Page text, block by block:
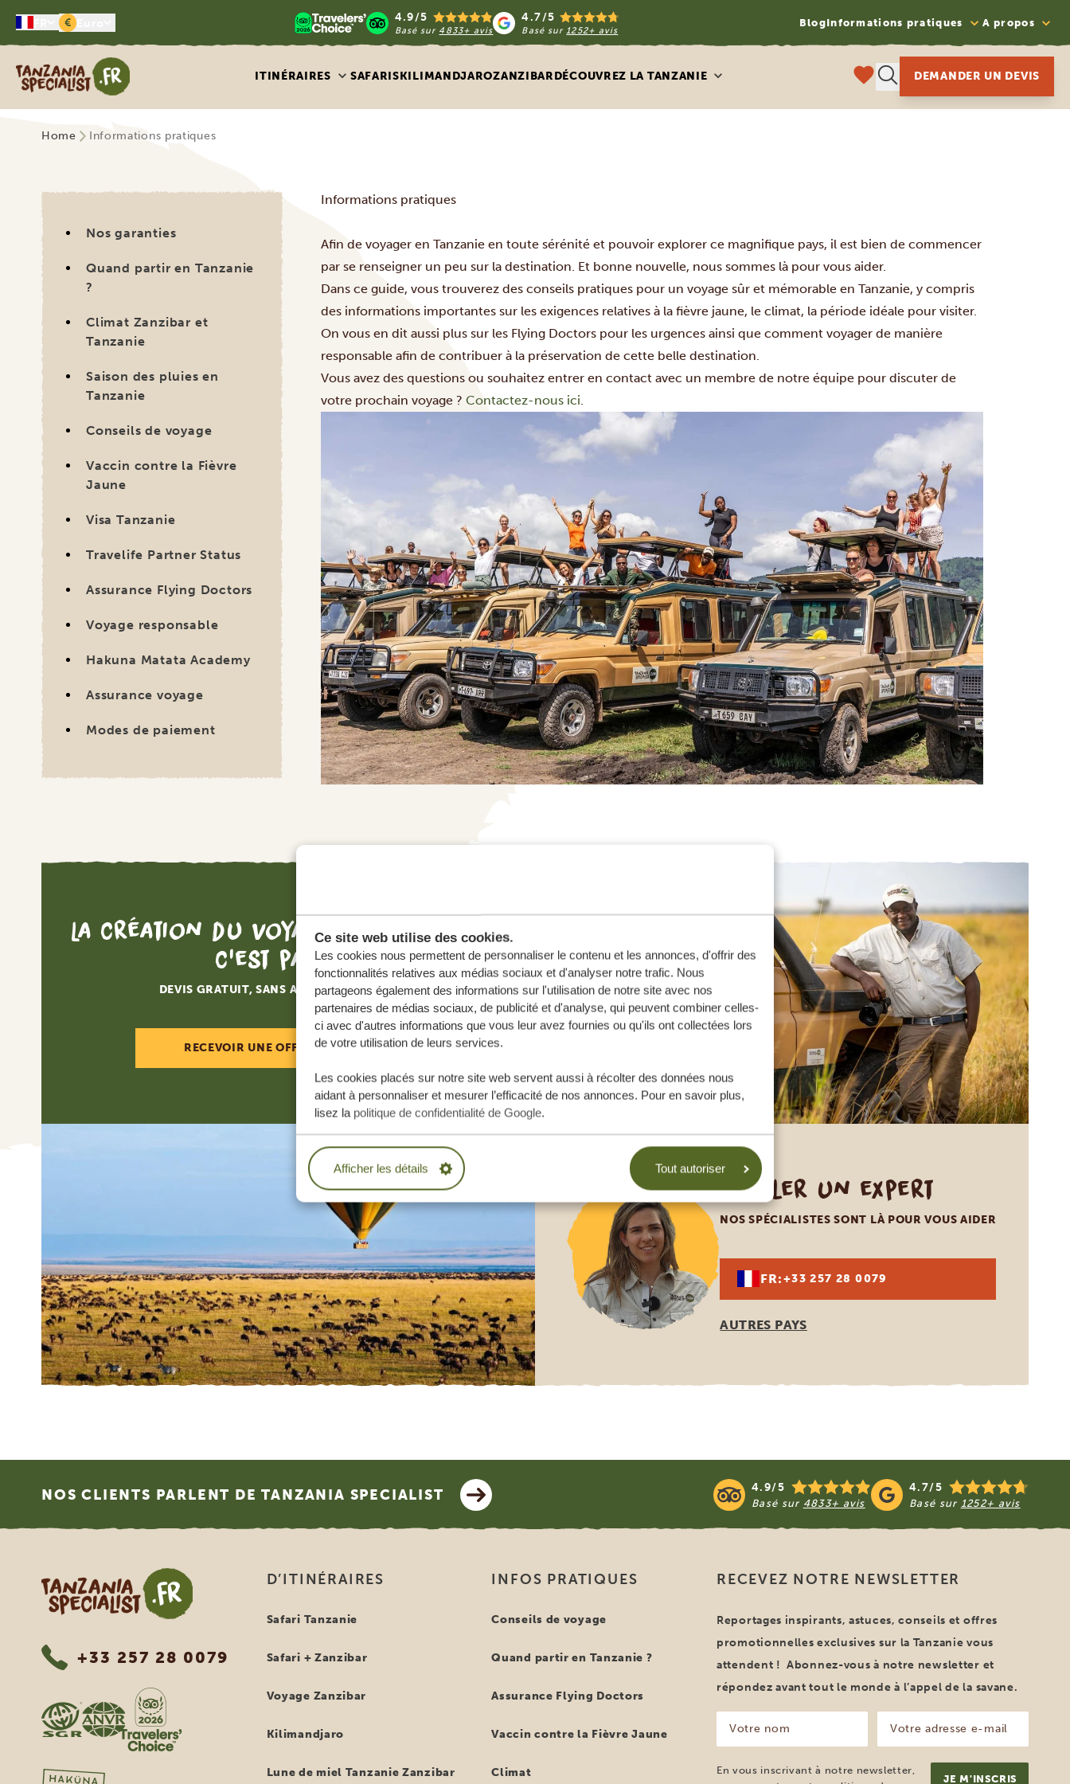
Ce site web utilise des cookies.
Les cookies nous permettent de personnaliser le contenu et les annonces, d'offrir des
fonctionnalités relatives aux médias sociaux et d'analyser notre trafic. Nous
partageons également des informations sur l'utilisation de notre site avec nos
partenaires de médias sociaux, de publicité et d'analyse, qui peuvent combiner celles-
ci avec d'autres informations que vous leur avez fournies ou qu'ils ont collectées lors
de votre utilisation de leurs services.
Les cookies placés sur notre site web servent aussi à récolter des données nous
aidant à personnaliser et mesurer l’efficacité de nos annonces. Pour en savoir plus,
lisez la politique de confidentialité de Google.
Afficher les détails Tout autoriser
€ 4.9/5
Basé sur 4833+ avis
4.7/5
Basé sur1252+ avis
BlogInformations pratiques A propos
Tanzania Specialist
ITINÉRAIRES SAFARISKILIMANDJAROZANZIBARDÉCOUVREZ LA TANZANIE DEMANDER UN DEVIS
Home Informations pratiques
Nos garanties
Quand partir en Tanzanie
?
Climat Zanzibar et
Tanzanie
Saison des pluies en
Tanzanie
Conseils de voyage
Vaccin contre la Fièvre
Jaune
Visa Tanzanie
Travelife Partner Status
Assurance Flying Doctors
Voyage responsable
Hakuna Matata Academy
Assurance voyage
Modes de paiement
Informations pratiques
Afin de voyager en Tanzanie en toute sérénité et pouvoir explorer ce magnifique pays, il est bien de commencer
par se renseigner un peu sur la destination. Et bonne nouvelle, nous sommes là pour vous aider.
Dans ce guide, vous trouverez des conseils pratiques pour un voyage sûr et mémorable en Tanzanie, y compris
des informations importantes sur les exigences relatives à la fièvre jaune, le climat, la période idéale pour visiter.
On vous en dit aussi plus sur les Flying Doctors pour les urgences ainsi que comment voyager de manière
responsable afin de contribuer à la préservation de cette belle destination.
Vous avez des questions ou souhaitez entrer en contact avec un membre de notre équipe pour discuter de
votre prochain voyage ?Contactez-nous ici.
La création du voyage de vos rêves,
c'est par ici.
DEVIS GRATUIT, SANS AUCUNE OBLIGATION
RECEVOIR UNE OFFRE SUR MESURE
Appeler un expert
NOS SPÉCIALISTES SONT LÀ POUR VOUS AIDER
FR:+33 257 28 0079
AUTRES PAYS
NOS CLIENTS PARLENT DE TANZANIA SPECIALIST 4.9/5
Basé sur 4833+ avis
4.7/5
Basé sur 1252+ avis
Tanzania Specialist
+33 257 28 0079
D’ITINÉRAIRES
Safari Tanzanie
Safari + Zanzibar
Voyage Zanzibar
Kilimandjaro
Lune de miel Tanzanie Zanzibar
INFOS PRATIQUES
Conseils de voyage
Quand partir en Tanzanie ?
Assurance Flying Doctors
Vaccin contre la Fièvre Jaune
Climat
RECEVEZ NOTRE NEWSLETTER
Reportages inspirants, astuces, conseils et offres
promotionnelles exclusives sur la Tanzanie vous
attendent ! Abonnez-vous à notre newsletter et
répondez avant tout le monde à l’appel de la savane.
nom
(Nécessaire)
adresse
e-
mail
En vous inscrivant à notre newsletter,